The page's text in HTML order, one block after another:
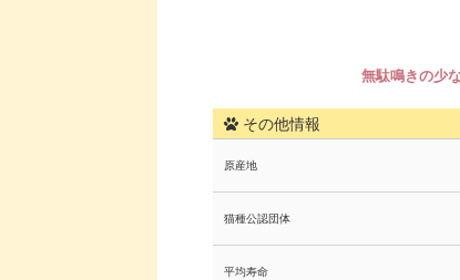
その他情報
原産地
猫種公認団体
平均寿命